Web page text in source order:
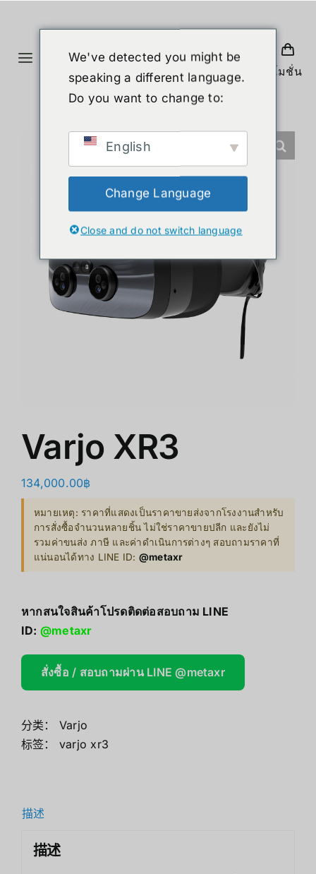
Toggle
Navigation
服务
โปรโมชั่น
Varjo XR3
134,000.00฿
หมายเหตุ: ราคาที่แสดงเป็นราคาขายส่งจากโรงงานสำหรับ
การสั่งซื้อจำนวนหลายชิ้น ไม่ใช่ราคาขายปลีก และยังไม่
รวมค่าขนส่ง ภาษี และค่าดำเนินการต่างๆ สอบถามราคาที่
แน่นอนได้ทาง LINE ID: @metaxr
หากสนใจสินค้าโปรดติดต่อสอบถาม LINE
ID: @metaxr
สั่งซื้อ / สอบถามผ่าน LINE @metaxr
分类： Varjo
标签： varjo xr3
描述
描述
We've detected you might be
speaking a different language.
Do you want to change to:
English
Change Language
Close and do not switch language